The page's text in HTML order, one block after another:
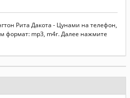
Рита Дакота - Цунами на телефон,
формат: mp3, m4r. Далее нажмите